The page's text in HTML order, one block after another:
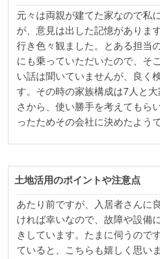
元々は両親が建てた家なので私
が、意見は出した記憶がありま
行き色々観ました。とある担当
にも乗っていただいたので、そ
い話は聞いていませんが、良く
す。その時の家族構成は7人と
さから、使い勝手を考えてもら
ったためその会社に決めたようで
土地活用のポイントや注意点
あたり前ですが、入居者さんに
ければ幸いなので、故障や設備
きしています。たまに伺うので
ていると、こちらも嬉しく思い